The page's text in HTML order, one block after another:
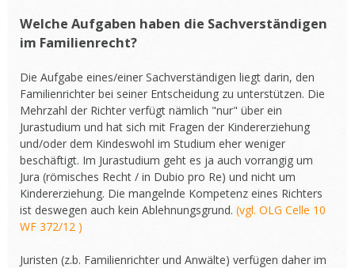
Welche Aufgaben haben die Sachverständigen
im Familienrecht?
Die Aufgabe eines/einer Sachverständigen liegt darin, den
Familienrichter bei seiner Entscheidung zu unterstützen. Die
Mehrzahl der Richter verfügt nämlich "nur" über ein
Jurastudium und hat sich mit Fragen der Kindererziehung
und/oder dem Kindeswohl im Studium eher weniger
beschäftigt. Im Jurastudium geht es ja auch vorrangig um
Jura (römisches Recht / in Dubio pro Re) und nicht um
Kindererziehung. Die mangelnde Kompetenz eines Richters
ist deswegen auch kein Ablehnungsgrund. (vgl. OLG Celle 10
WF 372/12 )
Juristen (z.b. Familienrichter und Anwälte) verfügen daher im